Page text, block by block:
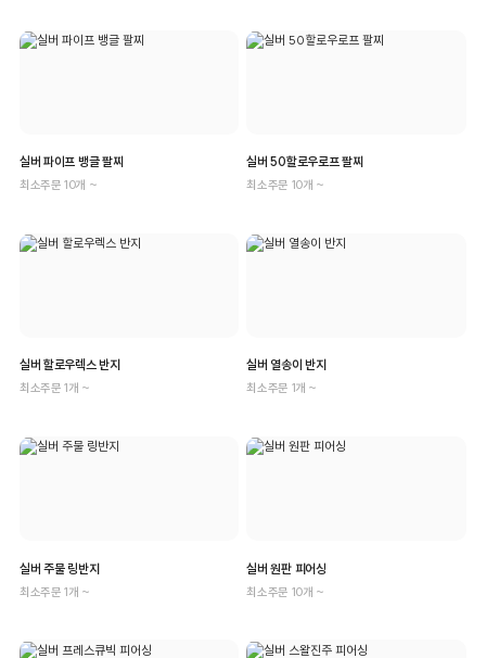
실버 파이프 뱅글 팔찌
최소주문 10개 ~
실버 50할로우로프 팔찌
최소주문 10개 ~
실버 할로우렉스 반지
최소주문 1개 ~
실버 열송이 반지
최소주문 1개 ~
실버 주물 링반지
최소주문 1개 ~
실버 원판 피어싱
최소주문 10개 ~